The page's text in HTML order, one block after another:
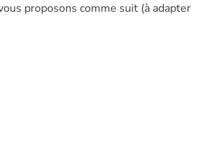
proposons comme suit (à adapter